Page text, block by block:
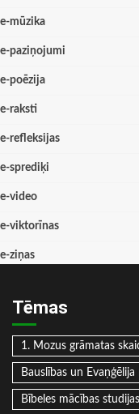
e-mūzika
e-paziņojumi
e-poēzija
e-raksti
e-refleksijas
e-sprediķi
e-video
e-viktorīnas
e-ziņas
Tēmas
1. Mozus grāmatas
Bauslības un
Bībeles mācības studijas